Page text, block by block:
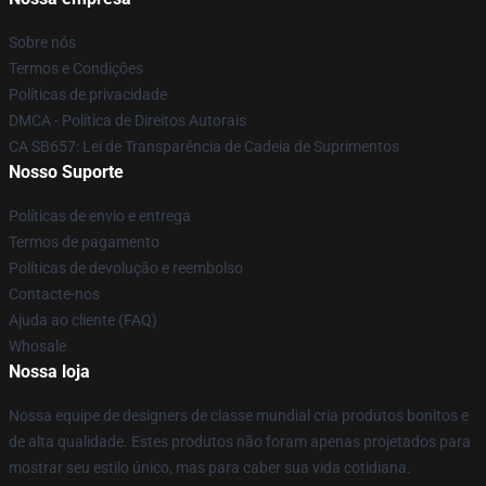
Sobre nós
Termos e Condições
Políticas de privacidade
DMCA - Política de Direitos Autorais
CA SB657: Lei de Transparência de Cadeia de Suprimentos
Nosso Suporte
Políticas de envio e entrega
Termos de pagamento
Políticas de devolução e reembolso
Contacte-nos
Ajuda ao cliente (FAQ)
Whosale
Nossa loja
Nossa equipe de designers de classe mundial cria produtos bonitos e
de alta qualidade. Estes produtos não foram apenas projetados para
mostrar seu estilo único, mas para caber sua vida cotidiana.